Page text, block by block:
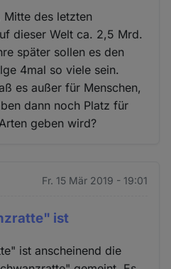
des letzten
dieser Welt ca. 2,5 Mrd.
später sollen es den
4mal so viele sein.
es außer für Menschen,
dann noch Platz für
geben wird?
Fr. 15 Mär 2019 - 19:01
ist
ist anscheinend die